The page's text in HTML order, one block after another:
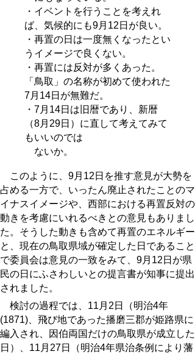
・イベントを行うことを考えれ
ば、気候的にも9月12日が良い。
・再置の日は一度無くなったとい
うイメージで良くない。
・再置には反対が多くあった。
「鳥取」の名称が初めて使われた
7月14日が無難だ。
・7月14日は旧暦であり、新暦
（8月29日）に直して考えてみて
もいいのでは
ないか。
このように、9月12日を推す意見が大勢を
占める一方で、いったん廃止されたことのマ
イナスイメージや、西部における再置反対の
動きを考慮にいれるべきとの意見もありまし
た。そうした動きも含めて再置のエネルギー
と、現在の鳥取県域が確定した日であること
で委員会は意見の一致をみて、9月12日が県
民の日にふさわしいとの提言書が知事に提出
されました。
検討の過程では、11月2日（明治4年
(1871)、飛び地であった播磨三郡が姫路県に
編入され、因伯両国だけの鳥取県が成立した
日）、11月27日（明治4年県治条例により藩